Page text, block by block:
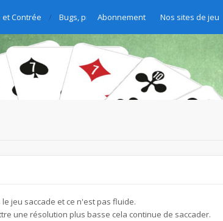
Abonnement Nos sites de jeu
et Contrée Bugs, problèmes et demandes d'amélioration
jeu saccade et ce n'est pas fluide.
une résolution plus basse cela continue de saccader.